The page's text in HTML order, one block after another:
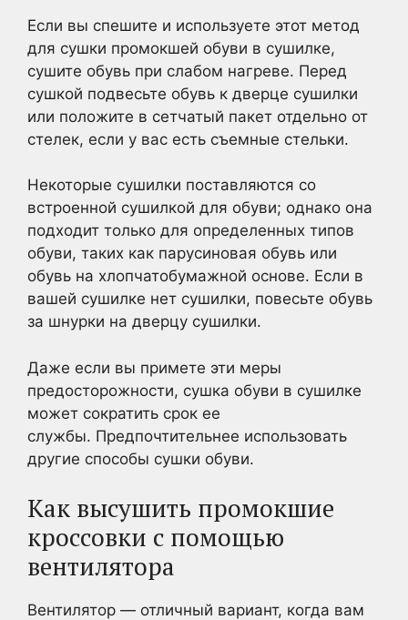
Если вы спешите и используете этот метод
для сушки промокшей обуви в сушилке,
сушите обувь при слабом нагреве. Перед
сушкой подвесьте обувь к дверце сушилки
или положите в сетчатый пакет отдельно от
стелек, если у вас есть съемные стельки.
Некоторые сушилки поставляются со
встроенной сушилкой для обуви; однако она
подходит только для определенных типов
обуви, таких как парусиновая обувь или
обувь на хлопчатобумажной основе. Если в
вашей сушилке нет сушилки, повесьте обувь
за шнурки на дверцу сушилки.
Даже если вы примете эти меры
предосторожности, сушка обуви в сушилке
может сократить срок ее
службы. Предпочтительнее использовать
другие способы сушки обуви.
Как высушить промокшие
кроссовки с помощью
вентилятора
Вентилятор — отличный вариант, когда вам